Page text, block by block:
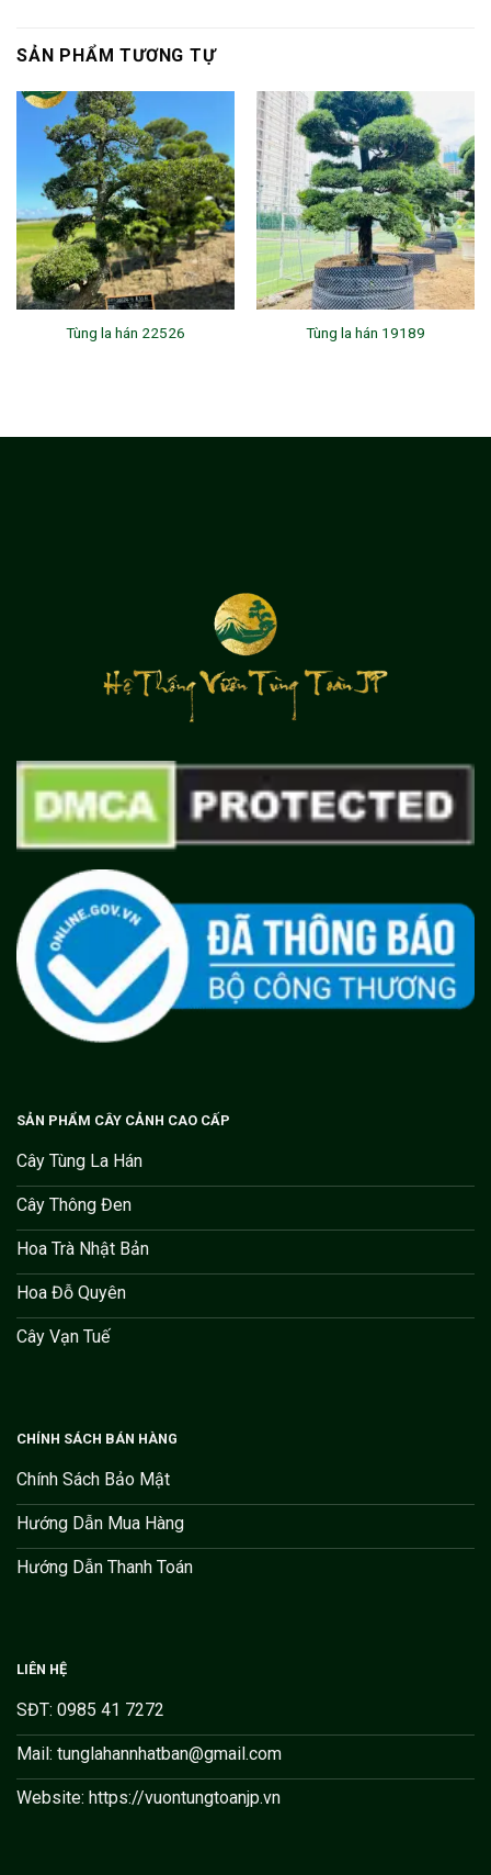
SẢN PHẨM TƯƠNG TỰ
Tùng la hán 22526 Tùng la hán 19189
SẢN PHẨM CÂY CẢNH CAO CẤP
Cây Tùng La Hán
Cây Thông Đen
Hoa Trà Nhật Bản
Hoa Đỗ Quyên
Cây Vạn Tuế
CHÍNH SÁCH BÁN HÀNG
Chính Sách Bảo Mật
Hướng Dẫn Mua Hàng
Hướng Dẫn Thanh Toán
LIÊN HỆ
SĐT: 0985 41 7272
Mail: tunglahannhatban@gmail.com
Website: https://vuontungtoanjp.vn